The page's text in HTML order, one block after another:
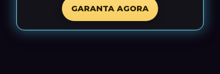
GARANTA AGORA